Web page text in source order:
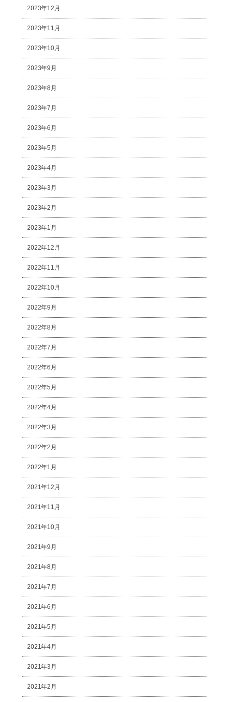
2023年12月
2023年11月
2023年10月
2023年9月
2023年8月
2023年7月
2023年6月
2023年5月
2023年4月
2023年3月
2023年2月
2023年1月
2022年12月
2022年11月
2022年10月
2022年9月
2022年8月
2022年7月
2022年6月
2022年5月
2022年4月
2022年3月
2022年2月
2022年1月
2021年12月
2021年11月
2021年10月
2021年9月
2021年8月
2021年7月
2021年6月
2021年5月
2021年4月
2021年3月
2021年2月